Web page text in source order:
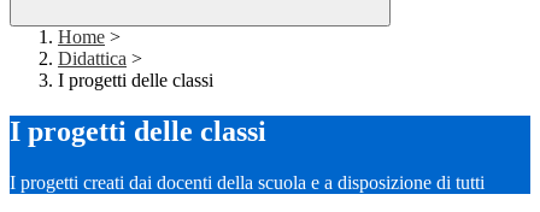
Home >
Didattica >
I progetti delle classi
I progetti delle classi
I progetti creati dai docenti della scuola e a disposizione di tutti